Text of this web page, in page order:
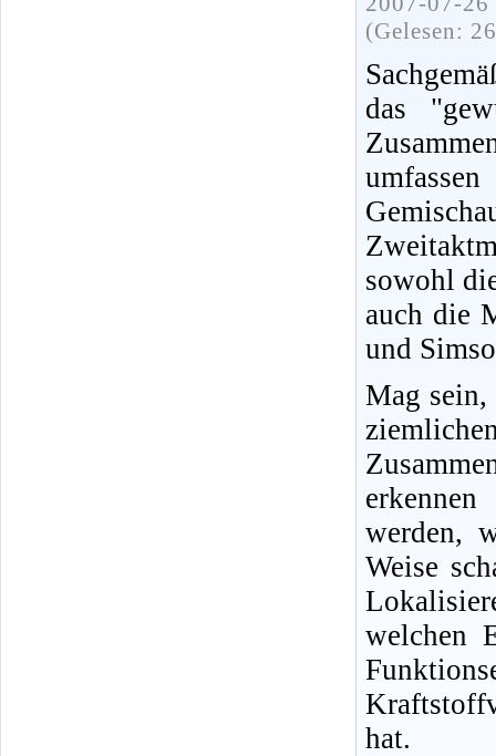
(Gelesen:
das
sowohl
auch die
und
Mag sein,
werden,
Weise
welchen
hat.